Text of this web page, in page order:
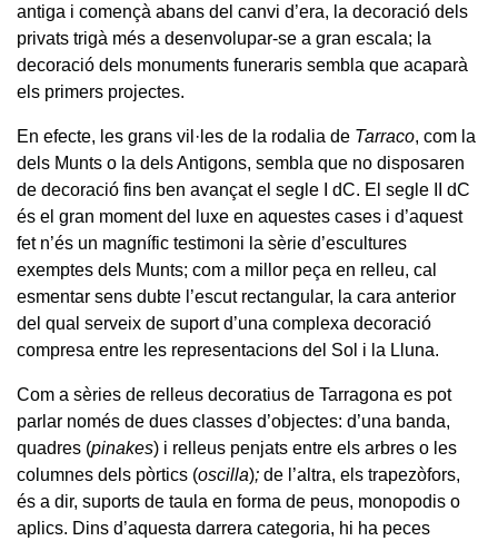
antiga i començà abans del canvi d’era, la decoració dels
privats trigà més a desenvolupar-se a gran escala; la
decoració dels monuments funeraris sembla que acaparà
els primers projectes.
En efecte, les grans vil·les de la rodalia de Tarraco, com la
dels Munts o la dels Antigons, sembla que no disposaren
de decoració fins ben avançat el segle I dC. El segle II dC
és el gran moment del luxe en aquestes cases i d’aquest
fet n’és un magnífic testimoni la sèrie d’escultures
exemptes dels Munts; com a millor peça en relleu, cal
esmentar sens dubte l’escut rectangular, la cara anterior
del qual serveix de suport d’una complexa decoració
compresa entre les representacions del Sol i la Lluna.
Com a sèries de relleus decoratius de Tarragona es pot
parlar només de dues classes d’objectes: d’una banda,
quadres (pinakes) i relleus penjats entre els arbres o les
columnes dels pòrtics (oscilla); de l’altra, els trapezòfors,
és a dir, suports de taula en forma de peus, monopodis o
aplics. Dins d’aquesta darrera categoria, hi ha peces